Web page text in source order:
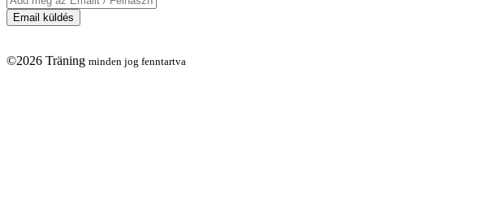
©2026 Träning minden jog fenntartva